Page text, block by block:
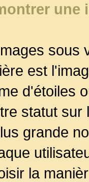
une
sous
est
d'étoiles
statut
grande
la